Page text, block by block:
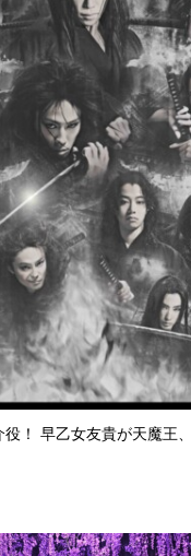
！ 早乙女友貴が天魔王